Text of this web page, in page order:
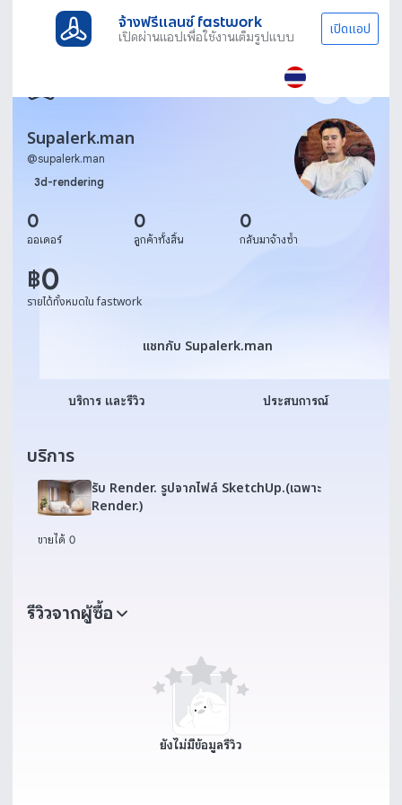
จ้างฟรีแลนซ์ fastwork
เปิดผ่านแอปเพื่อใช้งานเต็มรูปแบบ เปิดแอป
Supalerk.man
@supalerk.man
3d-rendering
0
ออเดอร์
0
ลูกค้าทั้งสิ้น
0
กลับมาจ้างซ้ำ
฿0
รายได้ทั้งหมดใน fastwork
แชทกับ Supalerk.man
แชทกับ Supalerk.man
บริการ และรีวิว ประสบการณ์
บริการ
รับ Render. รูปจากไฟล์ SketchUp.(เฉพาะ
Render.)
ขายได้ 0
รีวิวจากผู้ซื้อ
ยังไม่มีข้อมูลรีวิว